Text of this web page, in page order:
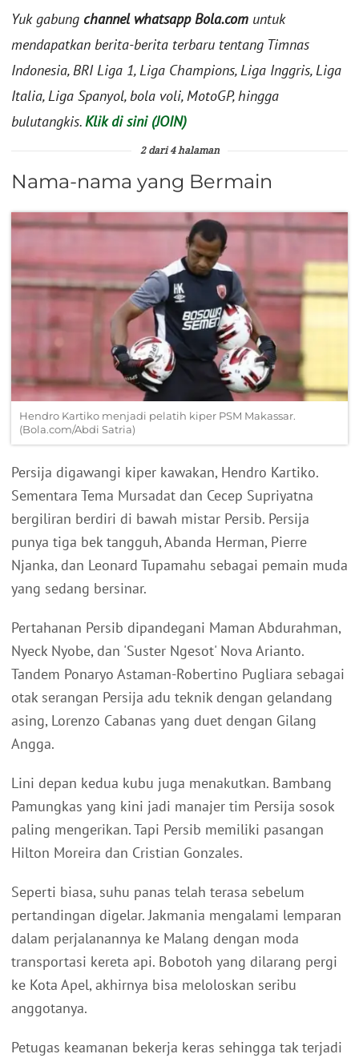
Yuk gabung channel whatsapp Bola.com untuk
mendapatkan berita-berita terbaru tentang Timnas
Indonesia, BRI Liga 1, Liga Champions, Liga Inggris, Liga
Italia, Liga Spanyol, bola voli, MotoGP, hingga
bulutangkis.Klik di sini (JOIN)
2 dari 4 halaman
Nama-nama yang Bermain
Hendro Kartiko menjadi pelatih kiper PSM Makassar.
(Bola.com/Abdi Satria)
Persija digawangi kiper kawakan, Hendro Kartiko.
Sementara Tema Mursadat dan Cecep Supriyatna
bergiliran berdiri di bawah mistar Persib. Persija
punya tiga bek tangguh, Abanda Herman, Pierre
Njanka, dan Leonard Tupamahu sebagai pemain muda
yang sedang bersinar.
Pertahanan Persib dipandegani Maman Abdurahman,
Nyeck Nyobe, dan 'Suster Ngesot' Nova Arianto.
Tandem Ponaryo Astaman-Robertino Pugliara sebagai
otak serangan Persija adu teknik dengan gelandang
asing, Lorenzo Cabanas yang duet dengan Gilang
Angga.
Lini depan kedua kubu juga menakutkan. Bambang
Pamungkas yang kini jadi manajer tim Persija sosok
paling mengerikan. Tapi Persib memiliki pasangan
Hilton Moreira dan Cristian Gonzales.
Seperti biasa, suhu panas telah terasa sebelum
pertandingan digelar. Jakmania mengalami lemparan
dalam perjalanannya ke Malang dengan moda
transportasi kereta api. Bobotoh yang dilarang pergi
ke Kota Apel, akhirnya bisa meloloskan seribu
anggotanya.
Petugas keamanan bekerja keras sehingga tak terjadi